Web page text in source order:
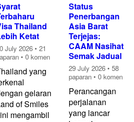
Thailand
Ketat
July 2026 • 21
• 0 komen
yang
gelaran
of Smiles
mengambil
Status
Penerbangan
Asia Barat
Terjejas:
CAAM Nasihat
Semak Jadual
29 July 2026 • 58
paparan • 0 komen
Perancangan
perjalanan
yang lancar